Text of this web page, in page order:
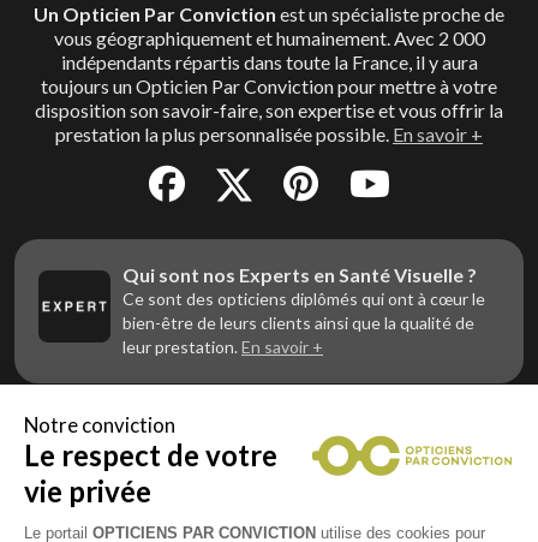
Un Opticien Par Conviction est un spécialiste proche de
vous géographiquement et humainement. Avec 2 000
indépendants répartis dans toute la France, il y aura
toujours un Opticien Par Conviction pour mettre à votre
disposition son savoir-faire, son expertise et vous offrir la
prestation la plus personnalisée possible. En savoir +
Qui sont nos Experts en Santé Visuelle ?
Ce sont des opticiens diplômés qui ont à cœur le
bien-être de leurs clients ainsi que la qualité de
leur prestation. En savoir +
Vous êtes un professionnel de la vue et
vous souhaitez nous rejoindre ?
Contactez Alliance Optic, la centrale d’achats et
d’accompagnement des opticiens indépendants
Notre conviction
Le respect de votre
vie privée
Le portail OPTICIENS PAR CONVICTION utilise des cookies pour